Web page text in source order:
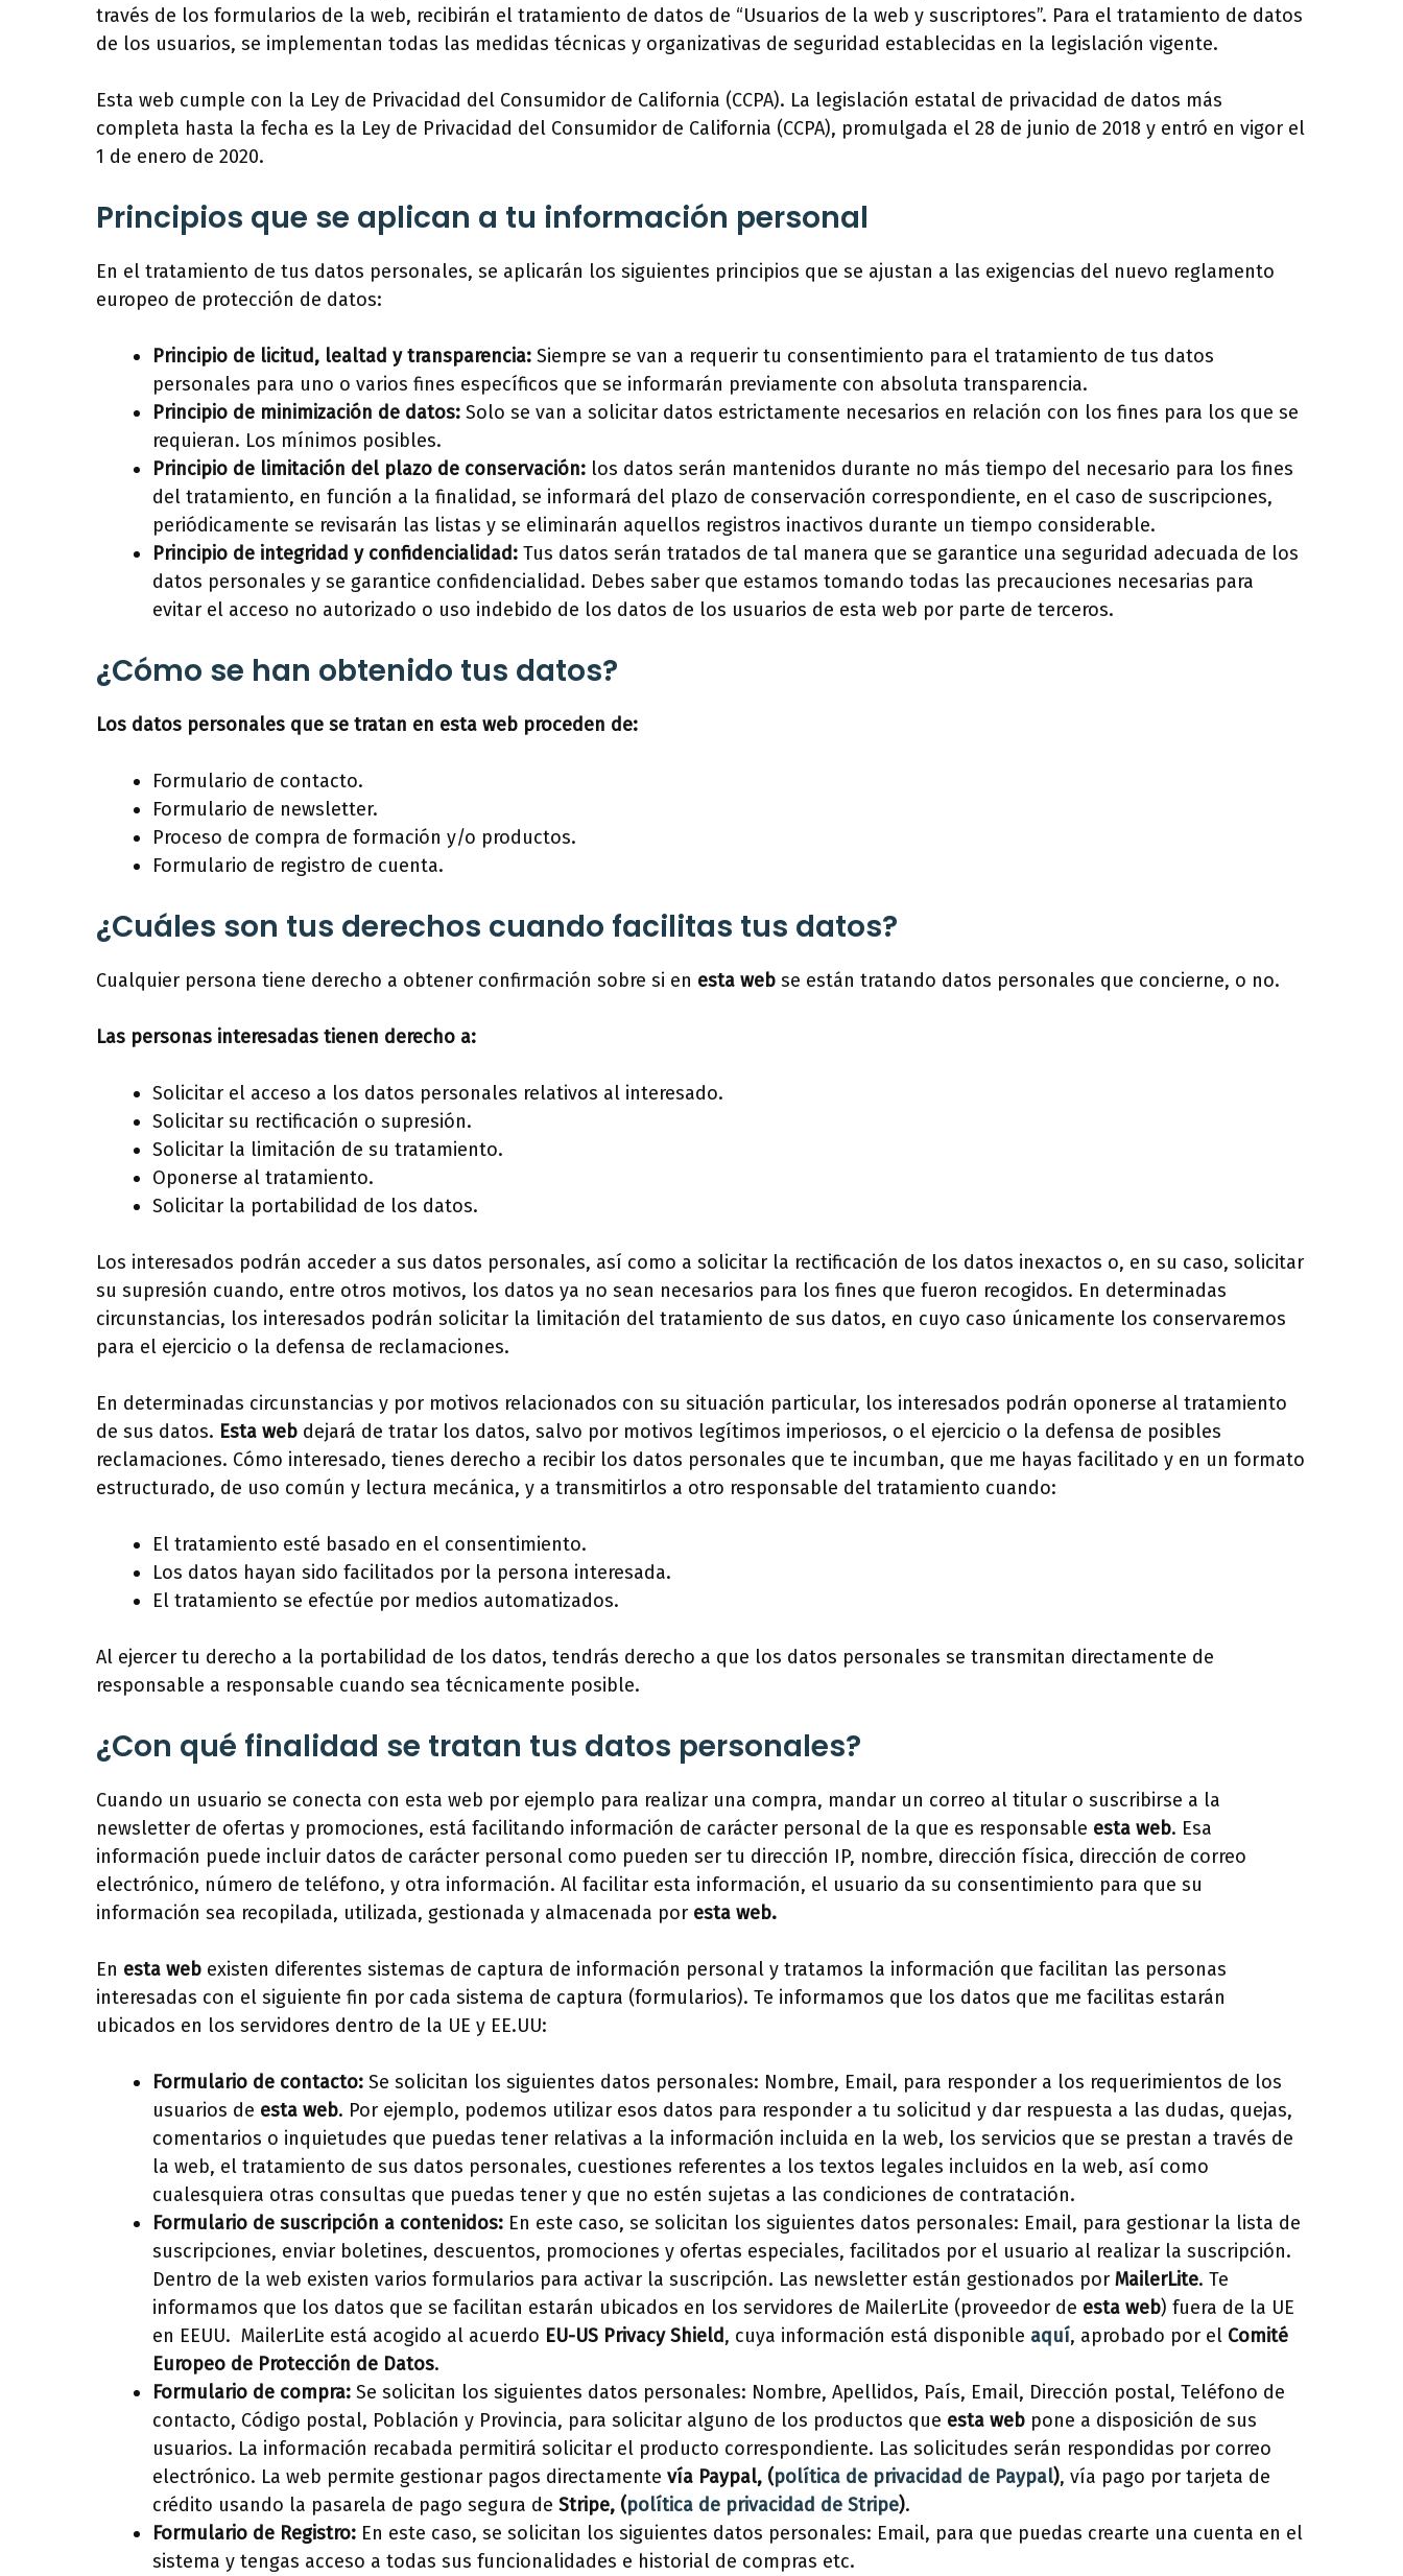
través de los formularios de la web, recibirán el tratamiento de datos de “Usuarios de la web y suscriptores”. Para el tratamiento de datos
de los usuarios, se implementan todas las medidas técnicas y organizativas de seguridad establecidas en la legislación vigente.
Esta web cumple con la Ley de Privacidad del Consumidor de California (CCPA). La legislación estatal de privacidad de datos más
completa hasta la fecha es la Ley de Privacidad del Consumidor de California (CCPA), promulgada el 28 de junio de 2018 y entró en vigor el
1 de enero de 2020.
Principios que se aplican a tu información personal
En el tratamiento de tus datos personales, se aplicarán los siguientes principios que se ajustan a las exigencias del nuevo reglamento
europeo de protección de datos:
Principio de licitud, lealtad y transparencia: Siempre se van a requerir tu consentimiento para el tratamiento de tus datos
personales para uno o varios fines específicos que se informarán previamente con absoluta transparencia.
Principio de minimización de datos: Solo se van a solicitar datos estrictamente necesarios en relación con los fines para los que se
requieran. Los mínimos posibles.
Principio de limitación del plazo de conservación: los datos serán mantenidos durante no más tiempo del necesario para los fines
del tratamiento, en función a la finalidad, se informará del plazo de conservación correspondiente, en el caso de suscripciones,
periódicamente se revisarán las listas y se eliminarán aquellos registros inactivos durante un tiempo considerable.
Principio de integridad y confidencialidad: Tus datos serán tratados de tal manera que se garantice una seguridad adecuada de los
datos personales y se garantice confidencialidad. Debes saber que estamos tomando todas las precauciones necesarias para
evitar el acceso no autorizado o uso indebido de los datos de los usuarios de esta web por parte de terceros.
¿Cómo se han obtenido tus datos?
Los datos personales que se tratan en esta web proceden de:
Formulario de contacto.
Formulario de newsletter.
Proceso de compra de formación y/o productos.
Formulario de registro de cuenta.
¿Cuáles son tus derechos cuando facilitas tus datos?
Cualquier persona tiene derecho a obtener confirmación sobre si en esta web se están tratando datos personales que concierne, o no.
Las personas interesadas tienen derecho a:
Solicitar el acceso a los datos personales relativos al interesado.
Solicitar su rectificación o supresión.
Solicitar la limitación de su tratamiento.
Oponerse al tratamiento.
Solicitar la portabilidad de los datos.
Los interesados podrán acceder a sus datos personales, así como a solicitar la rectificación de los datos inexactos o, en su caso, solicitar
su supresión cuando, entre otros motivos, los datos ya no sean necesarios para los fines que fueron recogidos. En determinadas
circunstancias, los interesados podrán solicitar la limitación del tratamiento de sus datos, en cuyo caso únicamente los conservaremos
para el ejercicio o la defensa de reclamaciones.
En determinadas circunstancias y por motivos relacionados con su situación particular, los interesados podrán oponerse al tratamiento
de sus datos. Esta web dejará de tratar los datos, salvo por motivos legítimos imperiosos, o el ejercicio o la defensa de posibles
reclamaciones. Cómo interesado, tienes derecho a recibir los datos personales que te incumban, que me hayas facilitado y en un formato
estructurado, de uso común y lectura mecánica, y a transmitirlos a otro responsable del tratamiento cuando:
El tratamiento esté basado en el consentimiento.
Los datos hayan sido facilitados por la persona interesada.
El tratamiento se efectúe por medios automatizados.
Al ejercer tu derecho a la portabilidad de los datos, tendrás derecho a que los datos personales se transmitan directamente de
responsable a responsable cuando sea técnicamente posible.
¿Con qué finalidad se tratan tus datos personales?
Cuando un usuario se conecta con esta web por ejemplo para realizar una compra, mandar un correo al titular o suscribirse a la
newsletter de ofertas y promociones, está facilitando información de carácter personal de la que es responsable esta web. Esa
información puede incluir datos de carácter personal como pueden ser tu dirección IP, nombre, dirección física, dirección de correo
electrónico, número de teléfono, y otra información. Al facilitar esta información, el usuario da su consentimiento para que su
información sea recopilada, utilizada, gestionada y almacenada por esta web.
En esta web existen diferentes sistemas de captura de información personal y tratamos la información que facilitan las personas
interesadas con el siguiente fin por cada sistema de captura (formularios). Te informamos que los datos que me facilitas estarán
ubicados en los servidores dentro de la UE y EE.UU:
Formulario de contacto: Se solicitan los siguientes datos personales: Nombre, Email, para responder a los requerimientos de los
usuarios de esta web. Por ejemplo, podemos utilizar esos datos para responder a tu solicitud y dar respuesta a las dudas, quejas,
comentarios o inquietudes que puedas tener relativas a la información incluida en la web, los servicios que se prestan a través de
la web, el tratamiento de sus datos personales, cuestiones referentes a los textos legales incluidos en la web, así como
cualesquiera otras consultas que puedas tener y que no estén sujetas a las condiciones de contratación.
Formulario de suscripción a contenidos: En este caso, se solicitan los siguientes datos personales: Email, para gestionar la lista de
suscripciones, enviar boletines, descuentos, promociones y ofertas especiales, facilitados por el usuario al realizar la suscripción.
Dentro de la web existen varios formularios para activar la suscripción. Las newsletter están gestionados por MailerLite. Te
informamos que los datos que se facilitan estarán ubicados en los servidores de MailerLite (proveedor de esta web) fuera de la UE
en EEUU. MailerLite está acogido al acuerdo EU-US Privacy Shield, cuya información está disponible aquí, aprobado por el Comité
Europeo de Protección de Datos.
Formulario de compra: Se solicitan los siguientes datos personales: Nombre, Apellidos, País, Email, Dirección postal, Teléfono de
contacto, Código postal, Población y Provincia, para solicitar alguno de los productos que esta web pone a disposición de sus
usuarios. La información recabada permitirá solicitar el producto correspondiente. Las solicitudes serán respondidas por correo
electrónico. La web permite gestionar pagos directamente vía Paypal, (política de privacidad de Paypal), vía pago por tarjeta de
crédito usando la pasarela de pago segura de Stripe, (política de privacidad de Stripe).
Formulario de Registro: En este caso, se solicitan los siguientes datos personales: Email, para que puedas crearte una cuenta en el
sistema y tengas acceso a todas sus funcionalidades e historial de compras etc.